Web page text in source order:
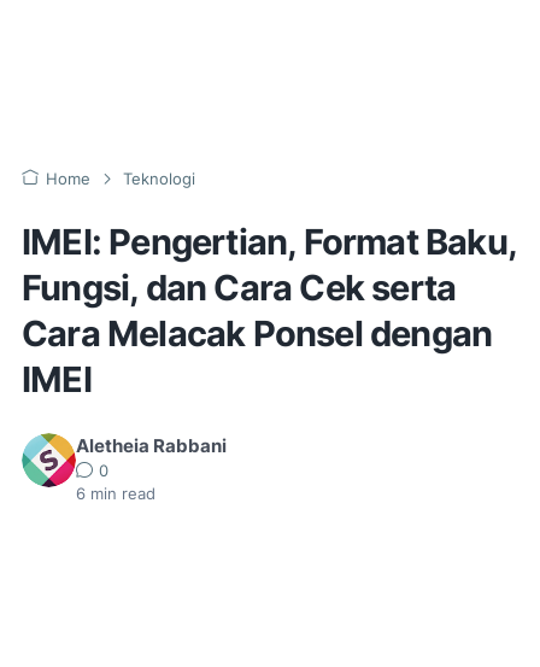
Home Teknologi
IMEI: Pengertian, Format Baku,
Fungsi, dan Cara Cek serta
Cara Melacak Ponsel dengan
IMEI
Aletheia Rabbani
0
6 min read